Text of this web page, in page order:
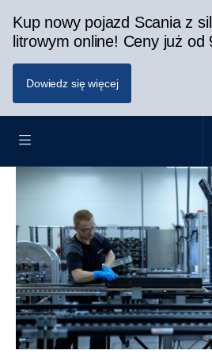
Kup nowy pojazd Scania z
litrowym online! Ceny już od
Dowiedz się więcej